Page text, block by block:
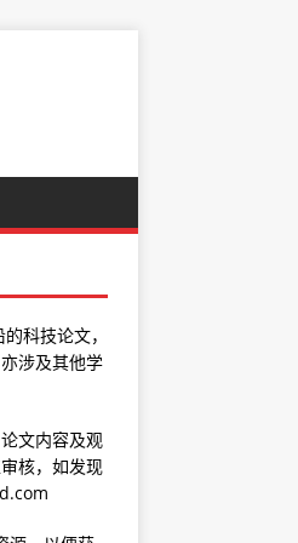
科技论文，
涉及其他学
文内容及观
核，如发现